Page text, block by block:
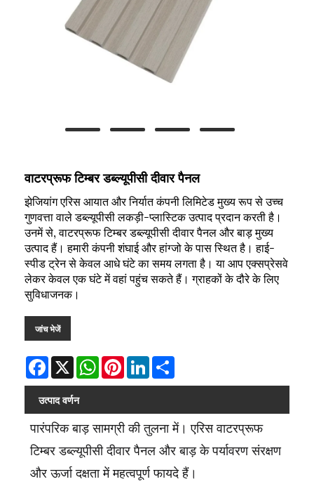
वाटरप्रूफ टिम्बर डब्ल्यूपीसी दीवार पैनल
झेजियांग एरिस आयात और निर्यात कंपनी लिमिटेड मुख्य रूप से उच्च
गुणवत्ता वाले डब्ल्यूपीसी लकड़ी-प्लास्टिक उत्पाद प्रदान करती है।
उनमें से, वाटरप्रूफ टिम्बर डब्ल्यूपीसी दीवार पैनल और बाड़ मुख्य
उत्पाद हैं। हमारी कंपनी शंघाई और हांग्जो के पास स्थित है। हाई-
स्पीड ट्रेन से केवल आधे घंटे का समय लगता है। या आप एक्सप्रेसवे
लेकर केवल एक घंटे में वहां पहुंच सकते हैं। ग्राहकों के दौरे के लिए
सुविधाजनक।
जांच भेजें
Facebook
X WhatsAppPinterestLinkedIn
उत्पाद वर्णन
पारंपरिक बाड़ सामग्री की तुलना में। एरिस वाटरप्रूफ
टिम्बर डब्ल्यूपीसी दीवार पैनल और बाड़ के पर्यावरण संरक्षण
और ऊर्जा दक्षता में महत्वपूर्ण फायदे हैं।